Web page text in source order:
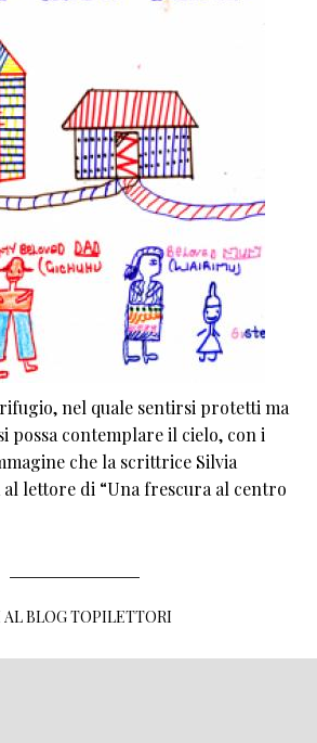
nel quale sentirsi protetti ma
possa contemplare il cielo, con i
che la scrittrice Silvia
al lettore di “Una frescura al centro
AL BLOG TOPILETTORI